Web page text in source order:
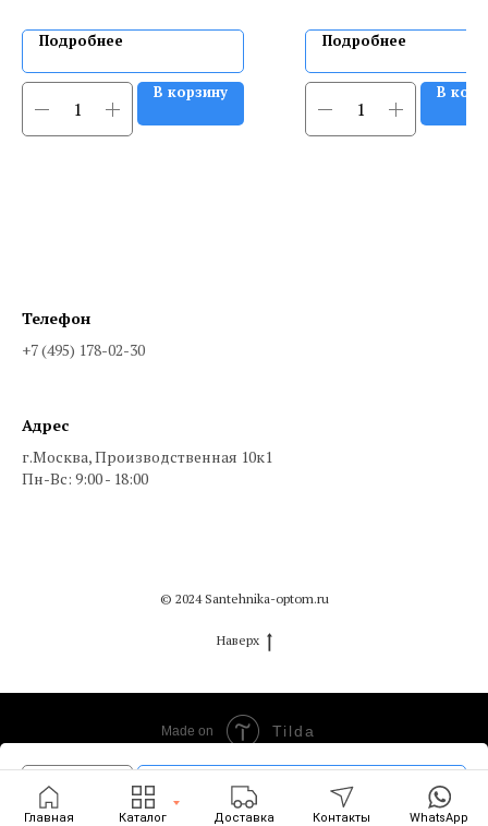
Главная Каталог Доставка Контакты WhatsApp
Добавить в корзину
Подробнее
В корзину
Подробнее
В
Телефон
+7 (495) 178-02-30
Адрес
г.Москва, Производственная 10к1
Пн-Вс: 9:00 - 18:00
© 2024 Santehnika-optom.ru
Наверх
Made on Tilda